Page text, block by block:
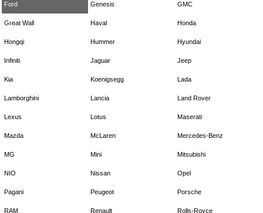
Ford Genesis GMC
Great Wall Haval Honda
Hongqi Hummer Hyundai
Infiniti Jaguar Jeep
Kia Koenigsegg Lada
Lamborghini Lancia Land Rover
Lexus Lotus Maserati
Mazda McLaren Mercedes-Benz
MG Mini Mitsubishi
NIO Nissan Opel
Pagani Peugeot Porsche
RAM Renault Rolls-Royce